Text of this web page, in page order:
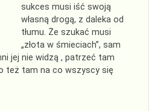
sukces musi iść swoją
własną drogą, z daleka od
tłumu. Że szukać musi
„złota w śmieciach”, sam
jej nie widzą , patrzeć tam
też tam na co wszyscy się